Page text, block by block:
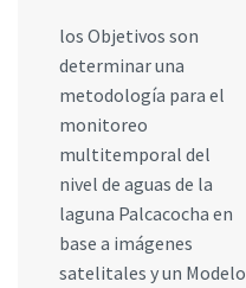
los Objetivos son
determinar una
metodología para el
monitoreo
multitemporal del
nivel de aguas de la
laguna Palcacocha en
base a imágenes
satelitales y un Modelo